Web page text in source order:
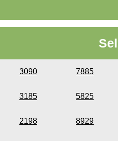
3090 7885
3185 5825
2198 8929